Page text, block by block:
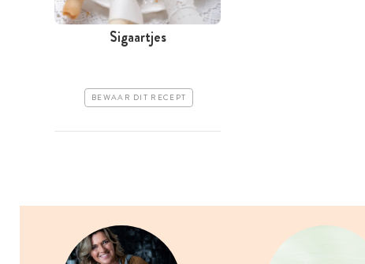
Sigaartjes
BEWAAR DIT RECEPT